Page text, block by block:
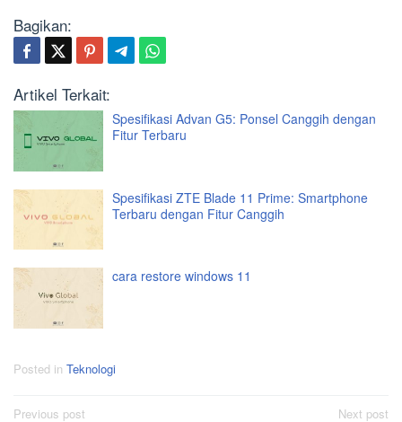
Bagikan:
Artikel Terkait:
Spesifikasi Advan G5: Ponsel Canggih dengan
Fitur Terbaru
Spesifikasi ZTE Blade 11 Prime: Smartphone
Terbaru dengan Fitur Canggih
cara restore windows 11
Posted in Teknologi
Previous post
Next post